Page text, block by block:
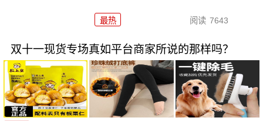
最热 阅读 7643
双十一现货专场真如平台商家所说的那样吗？